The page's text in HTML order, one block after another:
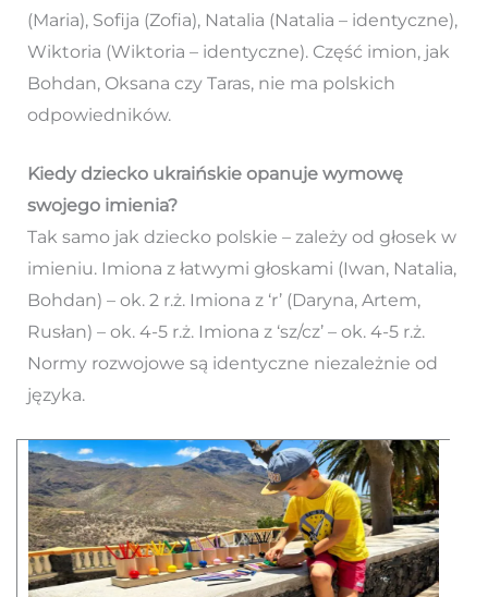
(Maria), Sofija (Zofia), Natalia (Natalia – identyczne),
Wiktoria (Wiktoria – identyczne). Część imion, jak
Bohdan, Oksana czy Taras, nie ma polskich
odpowiedników.
Kiedy dziecko ukraińskie opanuje wymowę
swojego imienia?
Tak samo jak dziecko polskie – zależy od głosek w
imieniu. Imiona z łatwymi głoskami (Iwan, Natalia,
Bohdan) – ok. 2 r.ż. Imiona z ‘r’ (Daryna, Artem,
Rusłan) – ok. 4-5 r.ż. Imiona z ‘sz/cz’ – ok. 4-5 r.ż.
Normy rozwojowe są identyczne niezależnie od
języka.